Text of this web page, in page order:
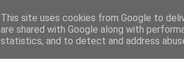
This site uses cookies from Google to
are shared with Google along with
statistics, and to detect and address